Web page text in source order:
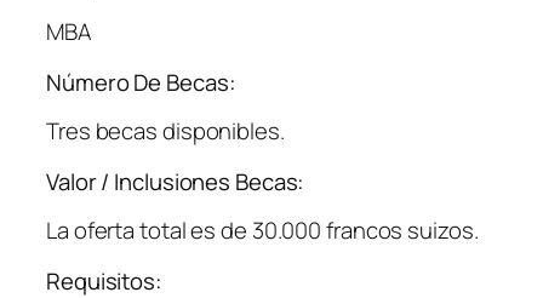
MBA
Número De Becas:
Tres becas disponibles.
Valor / Inclusiones Becas:
La oferta total es de 30.000 francos suizos.
Requisitos: